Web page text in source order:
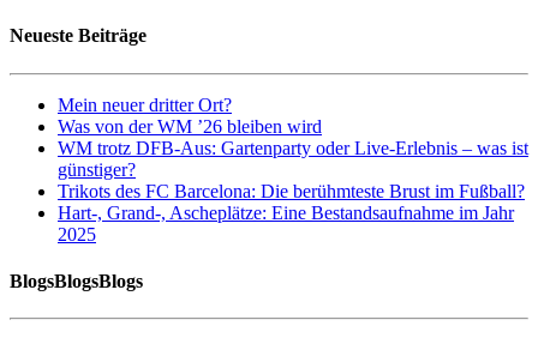
Neueste Beiträge
Mein neuer dritter Ort?
Was von der WM ’26 bleiben wird
WM trotz DFB-Aus: Gartenparty oder Live-Erlebnis – was ist
günstiger?
Trikots des FC Barcelona: Die berühmteste Brust im Fußball?
Hart-, Grand-, Ascheplätze: Eine Bestandsaufnahme im Jahr
2025
BlogsBlogsBlogs